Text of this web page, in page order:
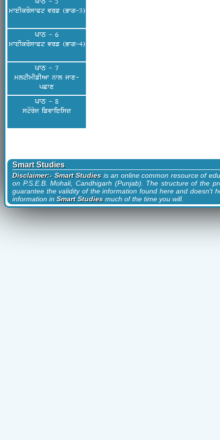
mweIkroswPt vrf (Bwg-3)
ਪਾਠ - 6
mweIkroswPt vrf (Bwg-4)
ਪਾਠ - 7
mltImIfIAw nwl jwx-
pCwx
ਪਾਠ - 8
storyj ifvwieisz
Smart Studies
Disclaimer:- Smart Studiesis an online common resource of
on P.S.E.B. Mohali, Candhigarh (Punjab). The structure of the
guarantee the validity of the information found here and doesn't
information in Smart Studiesmuch of the time you will.